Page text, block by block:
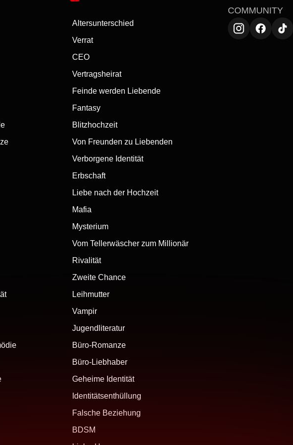
Altersunterschied
Verrat
CEO
Vertragsheirat
Feinde werden Liebende
Fantasy
Blitzhochzeit
Von Freunden zu Liebenden
Verborgene Identität
Erbschaft
Liebe nach der Hochzeit
Mafia
Mysterium
Vom Tellerwäscher zum Millionär
Rivalität
Zweite Chance
Leihmutter
Vampir
Jugendliteratur
Büro-Romanze
Büro-Liebhaber
Geheime Identität
Identitätsenthüllung
Falsche Beziehung
BDSM
COMMUNITY